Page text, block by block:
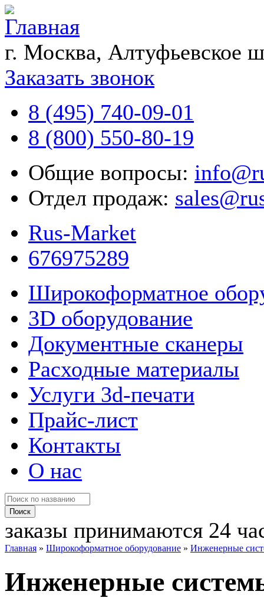
г. Москва, Алтуфьевское
Заказать звонок
8 (495) 740-09-01
8 (800) 550-80-19
Общие вопросы:
Отдел продаж:
Rus-Market
676975289
Широкоформатное
3D оборудование
Документные сканеры
Расходные материалы
Услуги 3d-печати
Прайс-лист
Контакты
О нас
заказы принимаются 24
Главная » Широкоформатное оборудование » Инженерные
Инженерные